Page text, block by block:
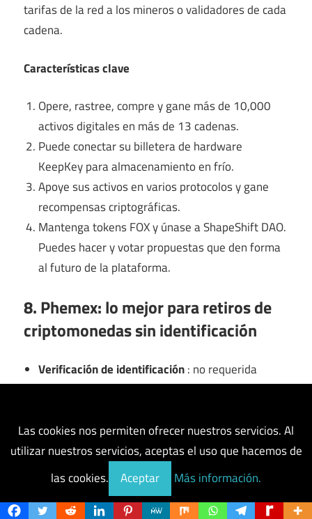
tarifas de la red a los mineros o validadores de cada
cadena.
Características clave
Opere, rastree, compre y gane más de 10,000
activos digitales en más de 13 cadenas.
Puede conectar su billetera de hardware
KeepKeypara almacenamiento en frío.
Apoye sus activos en varios protocolos y gane
recompensas criptográficas.
Mantenga tokens FOX y únase a ShapeShift DAO.
Puedes hacer y votar propuestas que den forma
al futuro de la plataforma.
8. Phemex: lo mejor para retiros de
criptomonedas sin identificación
Verificación de identificación: no requerida
Límites de retiro: 50,000 USDT cada 24 horas
Métodos de depósito: ACH bancario,
transferencia bancaria, tarjetas de crédito, etc.
Criptomonedas admitidas
: 272
Las cookies nos permiten ofrecer nuestros servicios. Al
utilizar nuestros servicios, aceptas el uso que hacemos de
las cookies.
Aceptar Más información.